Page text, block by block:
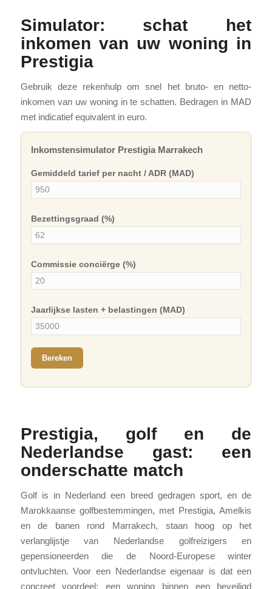
Simulator: schat het
inkomen van uw woning in
Prestigia
Gebruik deze rekenhulp om snel het bruto- en netto-
inkomen van uw woning in te schatten. Bedragen in MAD
met indicatief equivalent in euro.
Inkomstensimulator Prestigia Marrakech
Gemiddeld tarief per nacht / ADR (MAD)
Bezettingsgraad (%)
Commissie conciërge (%)
Jaarlijkse lasten + belastingen (MAD)
Bereken
Prestigia, golf en de
Nederlandse gast: een
onderschatte match
Golf is in Nederland een breed gedragen sport, en de
Marokkaanse golfbestemmingen, met Prestigia, Amelkis
en de banen rond Marrakech, staan hoog op het
verlanglijstje van Nederlandse golfreizigers en
gepensioneerden die de Noord-Europese winter
ontvluchten. Voor een Nederlandse eigenaar is dat een
concreet voordeel: een woning binnen een beveiligd